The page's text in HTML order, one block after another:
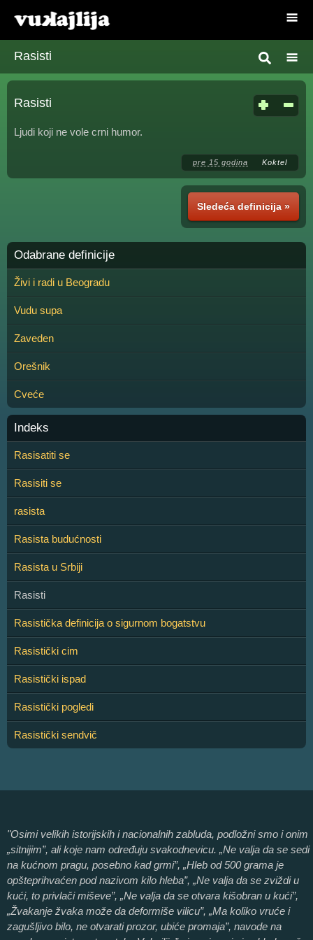
Rasisti
Rasisti
Ljudi koji ne vole crni humor.
pre 15 godina Koktel
Sledeća definicija »
Odabrane definicije
Živi i radi u Beogradu
Vudu supa
Zaveden
Orešnik
Cveće
Indeks
Rasisatiti se
Rasisiti se
rasista
Rasista budućnosti
Rasista u Srbiji
Rasisti
Rasistička definicija o sigurnom bogatstvu
Rasistički cim
Rasistički ispad
Rasistički pogledi
Rasistički sendvič
"Osimi velikih istorijskih i nacionalnih zabluda, podložni smo i onim
„sitnijim”, ali koje nam određuju svakodnevicu. „Ne valja da se sedi
na kućnom pragu, posebno kad grmi”, „Hleb od 500 grama je
opšteprihvaćen pod nazivom kilo hleba”, „Ne valja da se zviždi u
kući, to privlači miševe”, „Ne valja da se otvara kišobran u kući”,
„Žvakanje žvaka može da deformiše vilicu”, „Ma koliko vruće i
zagušljivo bilo, ne otvarati prozor, ubiće promaja”, navode na